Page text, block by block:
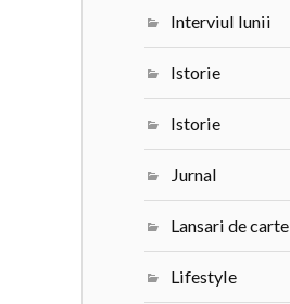
Interviul lunii
Istorie
Istorie
Jurnal
Lansari de carte
Lifestyle